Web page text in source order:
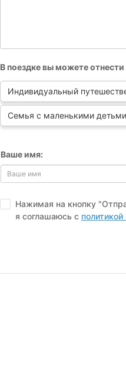
В поездке вы можете
Индивидуальный
Семья с маленькими детьми
Ваше имя:
Нажимая на кнопку
я соглашаюсь с